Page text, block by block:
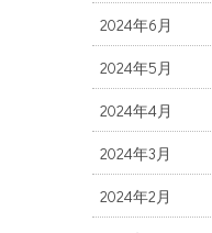
2024年6月
2024年5月
2024年4月
2024年3月
2024年2月